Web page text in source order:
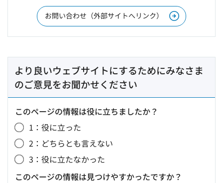
お問い合わせ（外部サイトへリンク）
より良いウェブサイトにするためにみなさま
のご意見をお聞かせください
このページの情報は役に立ちましたか？
1：役に立った
2：どちらとも言えない
3：役に立たなかった
このページの情報は見つけやすかったですか？